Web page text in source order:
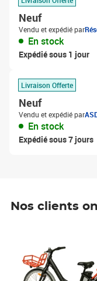
Neuf
Vendu et expédié par
En stock
Expédié sous 1 jour
Livraison Offerte
Neuf
Vendu et expédié par
En stock
Expédié sous 7 jours
Nos clients